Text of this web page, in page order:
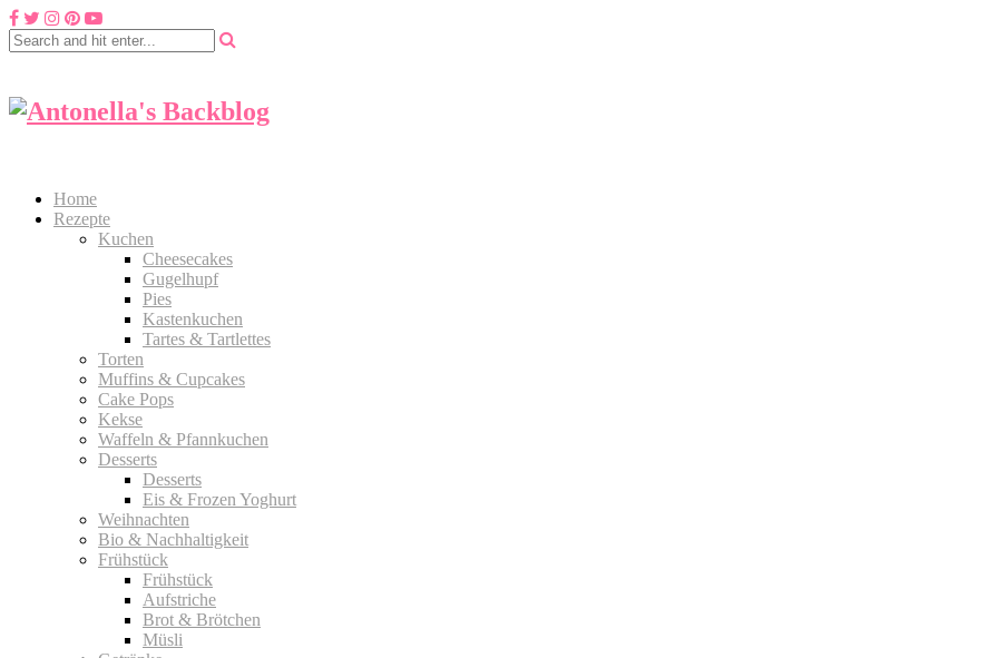
Home
Rezepte
Kuchen
Cheesecakes
Gugelhupf
Pies
Kastenkuchen
Tartes & Tartlettes
Torten
Muffins & Cupcakes
Cake Pops
Kekse
Waffeln & Pfannkuchen
Desserts
Desserts
Eis & Frozen Yoghurt
Weihnachten
Bio & Nachhaltigkeit
Frühstück
Frühstück
Aufstriche
Brot & Brötchen
Müsli